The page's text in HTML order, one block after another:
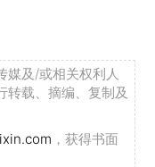
媒及/或相关权利人
转载、摘编、复制及
，获得书面